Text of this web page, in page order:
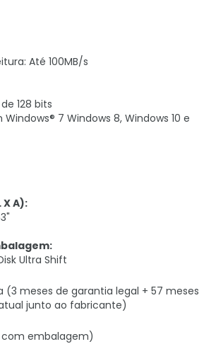
Até 100MB/s
128 bits
7 Windows 8, Windows 10 e
X A):
Ultra Shift
(3 meses de garantia legal + 57 meses
junto ao fabricante)
embalagem)